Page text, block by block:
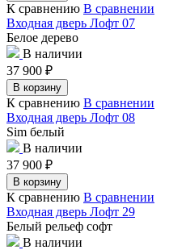
К сравнению В сравнении
Входная дверь Лофт 07
Белое дерево
В наличии
37 900 ₽
В корзину
К сравнению В сравнении
Входная дверь Лофт 08
Sim белый
В наличии
37 900 ₽
В корзину
К сравнению В сравнении
Входная дверь Лофт 29
Белый рельеф софт
В наличии